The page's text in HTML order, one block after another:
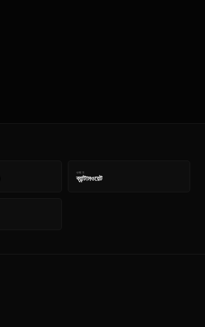
ওজন
ব্যান্টামওয়েট